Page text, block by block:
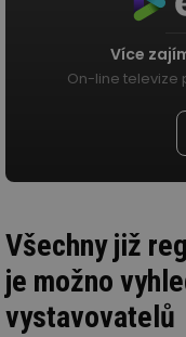
Více
On-line televize
Všechny již
je možno
vystavovatelů